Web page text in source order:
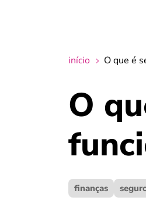
início O que é
O
finanças